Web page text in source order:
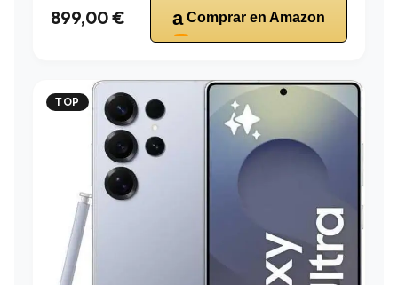
899,00 € a Comprar en Amazon
TOP